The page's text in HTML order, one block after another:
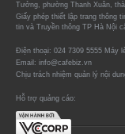
Tưởng, phường Thanh Xuân,
Giấy phép thiết lập trang thông
tin và Truyền thông TP Hà Nội
Điện thoại: 024 7309 5555 Máy
Email: info@cafebiz.vn
Chịu trách nhiệm quản lý nội
Hỗ trợ quảng cáo: